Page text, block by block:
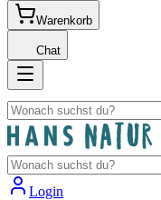
Warenkorb
Chat
Login